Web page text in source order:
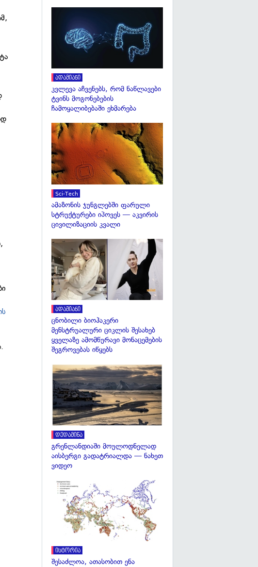
ადამიანი
კვლევა აჩვენებს, რომ ნაწლავები
ტვინს მოგონებების
ჩამოყალიბებაში ეხმარება
Sci-Tech
ამაზონის ჯუნგლებში ფარული
სტრუქტურები იპოვეს — აკვირის
ცივილიზაციის კვალი
ადამიანი
ცნობილი ბიოჰაკერი
მენსტრუალური ციკლის შესახებ
ყველაზე ამომწურავი მონაცემების
შეგროვებას იწყებს
დედამიწა
გრენლანდიაში მოულოდნელად
აისბერგი გადატრიალდა — ნახეთ
ვიდეო
ისტორია
შესაძლოა, ათასობით ენა